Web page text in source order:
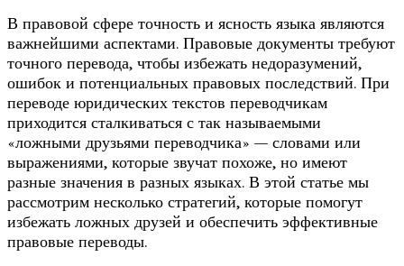
В правовой сфере точность и ясность языка являются
важнейшими аспектами. Правовые документы требуют
точного перевода, чтобы избежать недоразумений,
ошибок и потенциальных правовых последствий. При
переводе юридических текстов переводчикам
приходится сталкиваться с так называемыми
«ложными друзьями переводчика» — словами или
выражениями, которые звучат похоже, но имеют
разные значения в разных языках. В этой статье мы
рассмотрим несколько стратегий, которые помогут
избежать ложных друзей и обеспечить эффективные
правовые переводы.